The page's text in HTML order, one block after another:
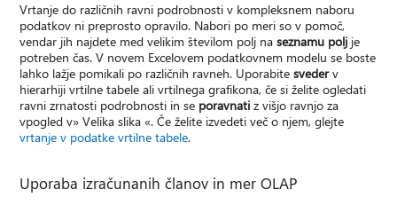
Vrtanje do različnih ravni podrobnosti v kompleksnem naboru
podatkov ni preprosto opravilo. Nabori po meri so v pomoč,
vendar jih najdete med velikim številom polj naseznamu polj je
potreben čas. V novem Excelovem podatkovnem modelu se boste
lahko lažje pomikali po različnih ravneh. Uporabitesvederv
hierarhiji vrtilne tabele ali vrtilnega grafikona, če si želite ogledati
ravni zrnatosti podrobnosti in se poravnati z višjo ravnjo za
vpogled v» Velika slika «. Če želite izvedeti več o njem, glejte
vrtanje v podatke vrtilne tabele.
Uporaba izračunanih članov in mer OLAP